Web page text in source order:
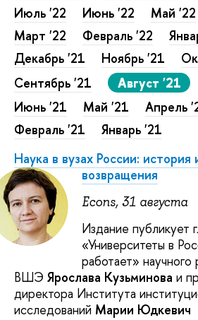
Июль '22
Июнь '22 Май '22
Март '22
Февраль '22
Декабрь '21
Ноябрь '21
Сентябрь '21
Август '21
Июнь '21
Май '21 Апрель
Февраль '21
Январь '21
Наука в вузах России: история
возвращения
Econs, 31 августа
Издание публикует
«Университеты в
работает» научного
ВШЭ Ярослава Кузьминова и
директора Института
исследований Марии Юдкевич